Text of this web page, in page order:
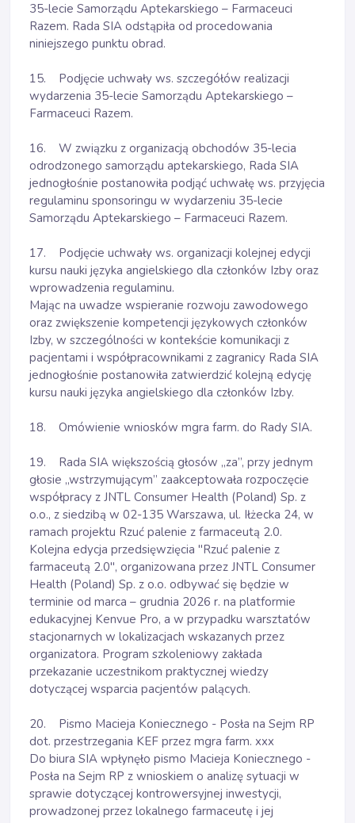
35-lecie Samorządu Aptekarskiego – Farmaceuci
Razem. Rada SIA odstąpiła od procedowania
niniejszego punktu obrad.
15. Podjęcie uchwały ws. szczegółów realizacji
wydarzenia 35-lecie Samorządu Aptekarskiego –
Farmaceuci Razem.
16. W związku z organizacją obchodów 35-lecia
odrodzonego samorządu aptekarskiego, Rada SIA
jednogłośnie postanowiła podjąć uchwałę ws. przyjęcia
regulaminu sponsoringu w wydarzeniu 35-lecie
Samorządu Aptekarskiego – Farmaceuci Razem.
17. Podjęcie uchwały ws. organizacji kolejnej edycji
kursu nauki języka angielskiego dla członków Izby oraz
wprowadzenia regulaminu.
Mając na uwadze wspieranie rozwoju zawodowego
oraz zwiększenie kompetencji językowych członków
Izby, w szczególności w kontekście komunikacji z
pacjentami i współpracownikami z zagranicy Rada SIA
jednogłośnie postanowiła zatwierdzić kolejną edycję
kursu nauki języka angielskiego dla członków Izby.
18. Omówienie wniosków mgra farm. do Rady SIA.
19. Rada SIA większością głosów „za”, przy jednym
głosie „wstrzymującym” zaakceptowała rozpoczęcie
współpracy z JNTL Consumer Health (Poland) Sp. z
o.o., z siedzibą w 02-135 Warszawa, ul. Iłżecka 24, w
ramach projektu Rzuć palenie z farmaceutą 2.0.
Kolejna edycja przedsięwzięcia "Rzuć palenie z
farmaceutą 2.0", organizowana przez JNTL Consumer
Health (Poland) Sp. z o.o. odbywać się będzie w
terminie od marca – grudnia 2026 r. na platformie
edukacyjnej Kenvue Pro, a w przypadku warsztatów
stacjonarnych w lokalizacjach wskazanych przez
organizatora. Program szkoleniowy zakłada
przekazanie uczestnikom praktycznej wiedzy
dotyczącej wsparcia pacjentów palących.
20. Pismo Macieja Koniecznego - Posła na Sejm RP
dot. przestrzegania KEF przez mgra farm. xxx
Do biura SIA wpłynęło pismo Macieja Koniecznego -
Posła na Sejm RP z wnioskiem o analizę sytuacji w
sprawie dotyczącej kontrowersyjnej inwestycji,
prowadzonej przez lokalnego farmaceutę i jej